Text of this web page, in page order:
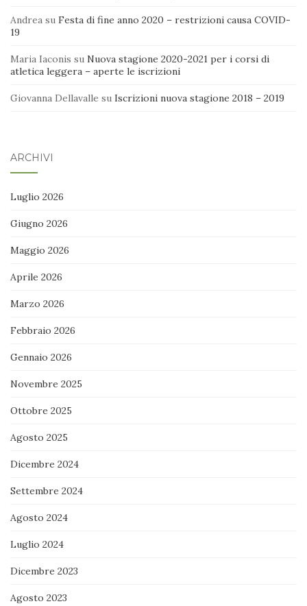
Andrea su Festa di fine anno 2020 – restrizioni causa COVID-
19
Maria Iaconis su Nuova stagione 2020-2021 per i corsi di
atletica leggera – aperte le iscrizioni
Giovanna Dellavalle su Iscrizioni nuova stagione 2018 – 2019
ARCHIVI
Luglio 2026
Giugno 2026
Maggio 2026
Aprile 2026
Marzo 2026
Febbraio 2026
Gennaio 2026
Novembre 2025
Ottobre 2025
Agosto 2025
Dicembre 2024
Settembre 2024
Agosto 2024
Luglio 2024
Dicembre 2023
Agosto 2023